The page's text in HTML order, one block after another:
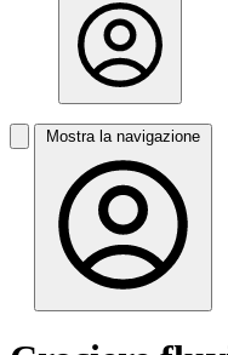
Mostra la navigazione